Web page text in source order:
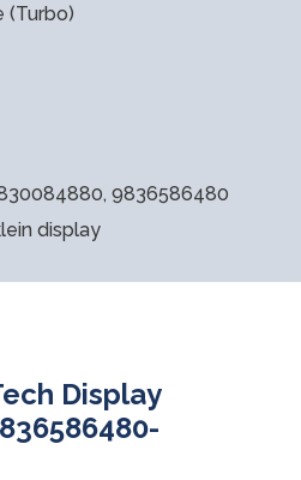
(Turbo)
9836586480
display
Display